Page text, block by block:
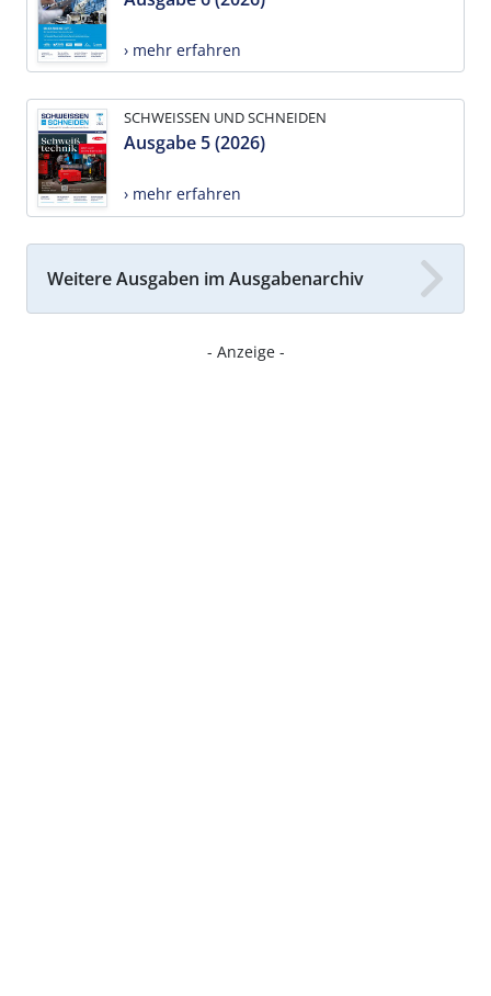
› mehr erfahren
SCHWEISSEN UND SCHNEIDEN
Ausgabe 5 (2026)
› mehr erfahren
Weitere Ausgaben im Ausgabenarchiv
- Anzeige -